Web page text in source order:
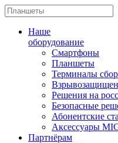
Наше
оборудование
Смартфоны
Планшеты
Терминалы
Решения на
Безопасные
Абонентские
Аксессуары
Партнёрам